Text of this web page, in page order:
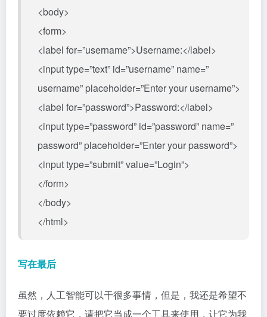
<body>
<form>
<label for=”username”>Username:</label>
<input type=”text” id=”username” name=”
username” placeholder=”Enter your username”>
<label for=”password”>Password:</label>
<input type=”password” id=”password” name=”
password” placeholder=”Enter your password”>
<input type=”submit” value=”Login”>
</form>
</body>
</html>
写在最后
虽然，人工智能可以干很多事情，但是，我还是希望不
要过度依赖它，请把它当成一个工具来使用，让它为我